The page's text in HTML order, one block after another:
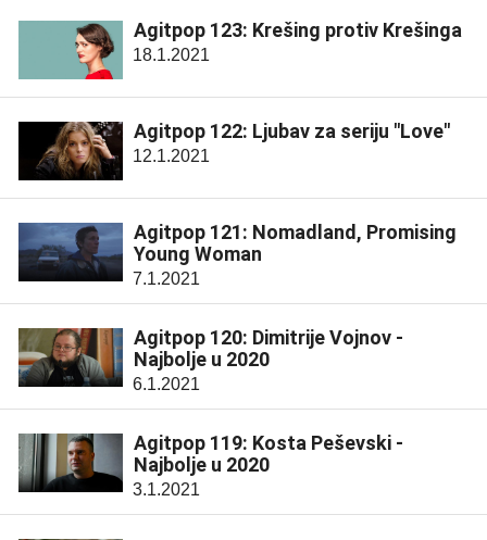
Agitpop 123: Krešing protiv Krešinga
18.1.2021
Agitpop 122: Ljubav za seriju "Love"
12.1.2021
Agitpop 121: Nomadland, Promising
Young Woman
7.1.2021
Agitpop 120: Dimitrije Vojnov -
Najbolje u 2020
6.1.2021
Agitpop 119: Kosta Peševski -
Najbolje u 2020
3.1.2021